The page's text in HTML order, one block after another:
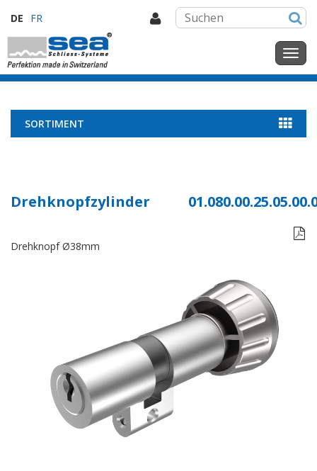
DE FR
SORTIMENT
Drehknopfzylinder

Drehknopf Ø38mm